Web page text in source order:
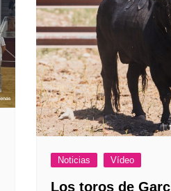
Noticias Vídeo
Los toros de